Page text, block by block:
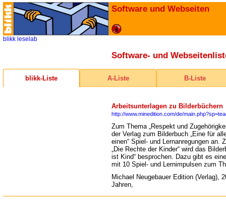
Software und Webseiten
blikk leselab
Software- und
blikk-Liste A-Liste B-Liste
Arbeitsunterlagen zu Bilderbüchern
http://www.minedition.com/de/
Zum Thema „Respekt und
der Verlag zum Bilderbuch „Eine für
einen“ Spiel- und Lernanregungen an.
„Die Rechte der Kinder“ wird das
ist Kind“ besprochen. Dazu gibt es
mit 10 Spiel- und Lernimpulsen zum
Michael Neugebauer Edition (Verlag),
Jahren,